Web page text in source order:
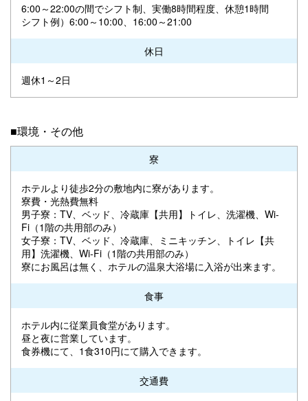
6:00～22:00の間でシフト制、実働8時間程度、休憩1時間
シフト例）6:00～10:00、16:00～21:00
休日
週休1～2日
■環境・その他
寮
ホテルより徒歩2分の敷地内に寮があります。
寮費・光熱費無料
男子寮：TV、ベッド、冷蔵庫【共用】トイレ、洗濯機、Wi-
Fi（1階の共用部のみ）
女子寮：TV、ベッド、冷蔵庫、ミニキッチン、トイレ【共
用】洗濯機、Wi-Fi（1階の共用部のみ）
寮にお風呂は無く、ホテルの温泉大浴場に入浴が出来ます。
食事
ホテル内に従業員食堂があります。
昼と夜に営業しています。
食券機にて、1食310円にて購入できます。
交通費